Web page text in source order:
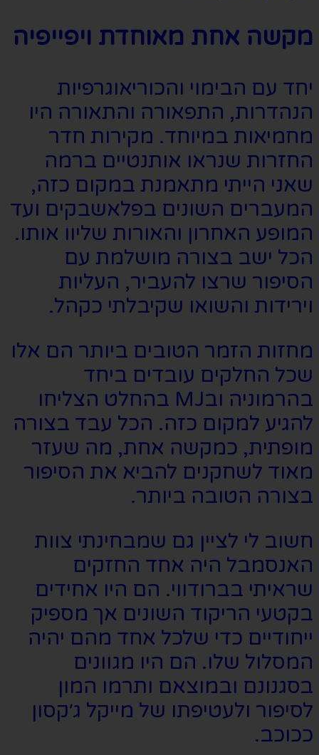
מקשה אחת מאוחדת ויפייפיה
יחד עם הבימוי והכוריאוגרפיות
הנהדרות, התפאורה והתאורה היו
מחמיאות במיוחד. מקירות חדר
החזרות שנראו אותנטיים ברמה
שאני הייתי מתאמנת במקום כזה,
המעברים השונים בפלאשבקים ועד
המופע האחרון והאורות שליוו אותו.
הכל ישב בצורה מושלמת עם
הסיפור שרצו להעביר, העליות
וירידות והשואו שקיבלתי כקהל.
מחזות הזמר הטובים ביותר הם אלו
שכל החלקים עובדים ביחד
בהרמוניה ובMJ בהחלט הצליחו
להגיע למקום כזה. הכל עבד בצורה
מופתית, כמקשה אחת, מה שעזר
מאוד לשחקנים להביא את הסיפור
בצורה הטובה ביותר.
חשוב לי לציין גם שמבחינתי צוות
האנסמבל היה אחד החזקים
שראיתי בברודווי. הם היו אחידים
בקטעי הריקוד השונים אך מספיק
ייחודיים כדי שלכל אחד מהם יהיה
המסלול שלו. הם היו מגוונים
בסגנונם ובמוצאם ותרמו המון
לסיפור ולעטיפתו של מייקל ג׳קסון
ככוכב.